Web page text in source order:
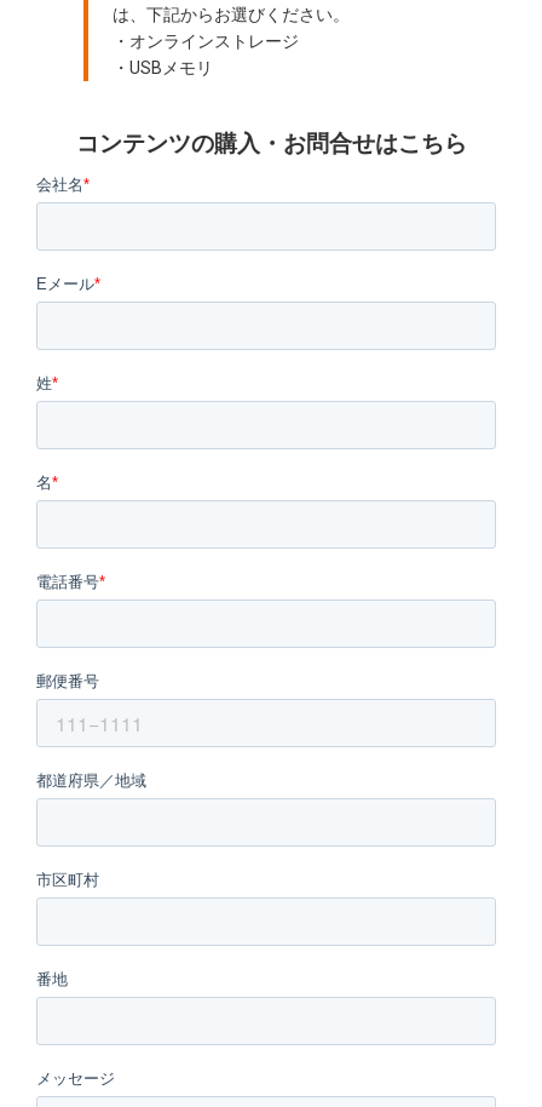
は、下記からお選びください。
・オンラインストレージ
・USBメモリ
コンテンツの購入・お問合せはこちら